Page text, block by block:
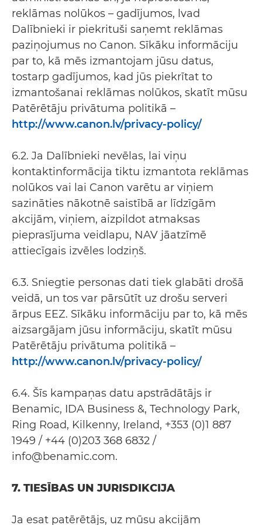
reklāmas nolūkos – gadījumos, lvad
Dalībnieki ir piekrituši saņemt reklāmas
paziņojumus no Canon. Sīkāku informāciju
par to, kā mēs izmantojam jūsu datus,
tostarp gadījumos, kad jūs piekrītat to
izmantošanai reklāmas nolūkos, skatīt mūsu
Patērētāju privātuma politikā –
http://www.canon.lv/privacy-policy/
6.2. Ja Dalībnieki nevēlas, lai viņu
kontaktinformācija tiktu izmantota reklāmas
nolūkos vai lai Canon varētu ar viņiem
sazināties nākotnē saistībā ar līdzīgām
akcijām, viņiem, aizpildot atmaksas
pieprasījuma veidlapu, NAV jāatzīmē
attiecīgais izvēles lodziņš.
6.3. Sniegtie personas dati tiek glabāti drošā
veidā, un tos var pārsūtīt uz drošu serveri
ārpus EEZ. Sīkāku informāciju par to, kā mēs
aizsargājam jūsu informāciju, skatīt mūsu
Patērētāju privātuma politikā –
http://www.canon.lv/privacy-policy/
6.4. Šīs kampaņas datu apstrādātājs ir
Benamic, IDA Business &, Technology Park,
Ring Road, Kilkenny, Ireland, +353 (0)1 887
1949 / +44 (0)203 368 6832 /
info@benamic.com.
7. TIESĪBAS UN JURISDIKCIJA
Ja esat patērētājs, uz mūsu akcijām